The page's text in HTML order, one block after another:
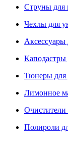
Струны для
Чехлы для
Аксессуары
Каподастры
Тюнеры для
Лимонное
Очистители
Полироли